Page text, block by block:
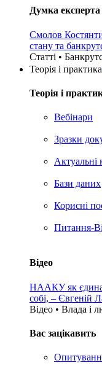
Думка експерта
Смолов
стану та
Статті •
Теорія i практика
Теорія i
Вебінари
Зразки
Актуальні
Бази даних
Корисні
Питання-
Відео
НААКУ як єдина
собі, – Євгеній
Відео • Влада i
Вас зацікавить